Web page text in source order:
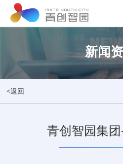
新闻
<返回
青创智园集